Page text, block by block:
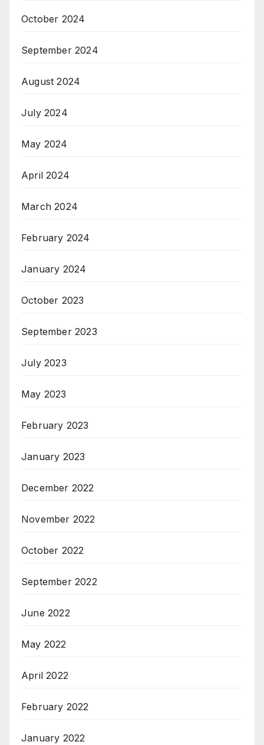
October 2024
September 2024
August 2024
July 2024
May 2024
April 2024
March 2024
February 2024
January 2024
October 2023
September 2023
July 2023
May 2023
February 2023
January 2023
December 2022
November 2022
October 2022
September 2022
June 2022
May 2022
April 2022
February 2022
January 2022